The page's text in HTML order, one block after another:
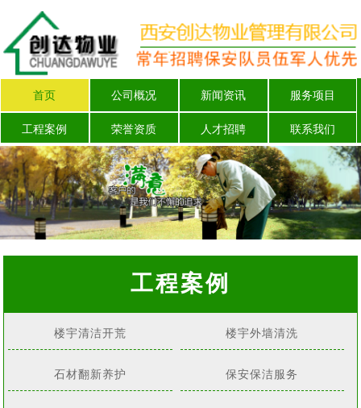
首页 公司概况 新闻资讯 服务项目
工程案例 荣誉资质 人才招聘 联系我们
工程案例
楼宇清洁开荒 楼宇外墙清洗
石材翻新养护 保安保洁服务